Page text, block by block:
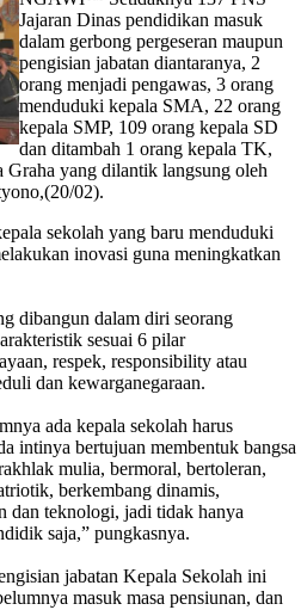
Jajaran Dinas pendidikan masuk
dalam gerbong pergeseran maupun
pengisian jabatan diantaranya, 2
orang menjadi pengawas, 3 orang
menduduki kepala SMA, 22 orang
kepala SMP, 109 orang kepala SD
dan ditambah 1 orang kepala TK,
Graha yang dilantik langsung oleh
02).
sekolah yang baru menduduki
inovasi guna meningkatkan
dibangun dalam diri seorang
sesuai 6 pilar
respek, responsibility atau
dan kewarganegaraan.
ada kepala sekolah harus
intinya bertujuan membentuk bangsa
mulia, bermoral, bertoleran,
berkembang dinamis,
dan teknologi, jadi tidak hanya
saja,” pungkasnya.
jabatan Kepala Sekolah ini
masuk masa pensiunan, dan